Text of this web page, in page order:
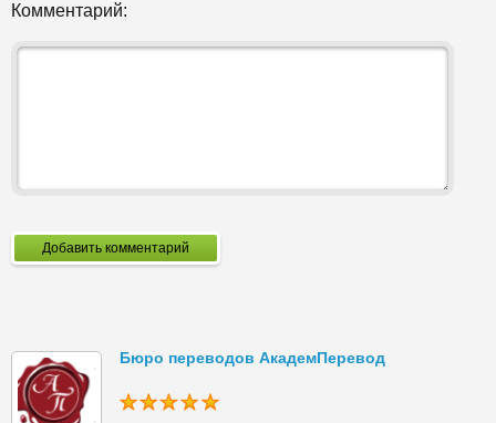
Комментарий:
Добавить комментарий
Бюро переводов АкадемПеревод